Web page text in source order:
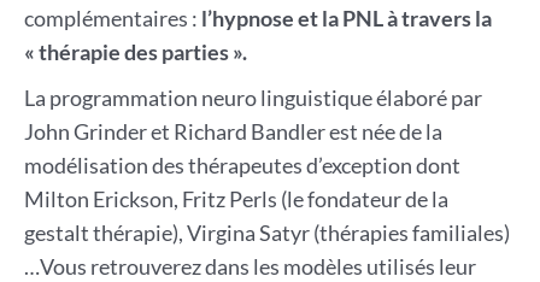
complémentaires : l’hypnose et la PNL à travers la
« thérapie des parties ».
La programmation neuro linguistique élaboré par
John Grinder et Richard Bandler est née de la
modélisation des thérapeutes d’exception dont
Milton Erickson, Fritz Perls (le fondateur de la
gestalt thérapie), Virgina Satyr (thérapies familiales)
…Vous retrouverez dans les modèles utilisés leur